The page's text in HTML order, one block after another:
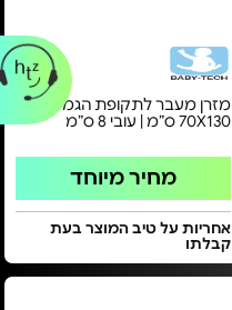
מזרן מעבר לתקופת הגמילה -
70X130 ס”מ | עובי 8 ס”מ
מחיר מיוחד
אחריות על טיב המוצר בעת
קבלתו